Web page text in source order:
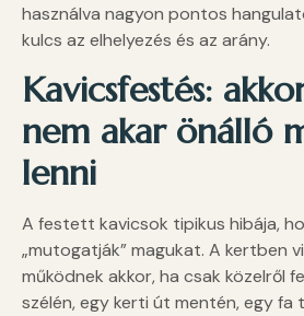
használva nagyon pontos
kulcs az elhelyezés és az arány.
Kavicsfestés:
nem akar önálló
lenni
A festett kavicsok tipikus hibája,
„mutogatják” magukat. A kertben
működnek akkor, ha csak közelről
szélén, egy kerti út mentén, egy fa